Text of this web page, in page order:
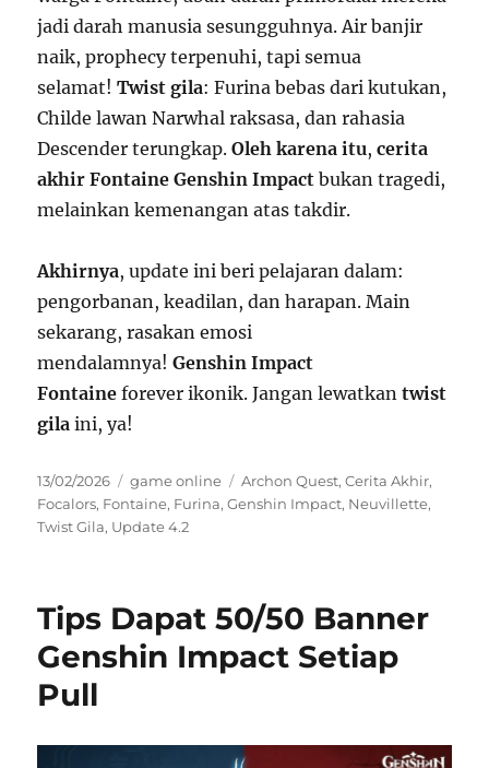
jadi darah manusia sesungguhnya. Air banjir
naik, prophecy terpenuhi, tapi semua
selamat!Twist gila: Furina bebas dari kutukan,
Childe lawan Narwhal raksasa, dan rahasia
Descender terungkap.Oleh karena itu,cerita
akhir Fontaine Genshin Impact bukan tragedi,
melainkan kemenangan atas takdir.
Akhirnya, update ini beri pelajaran dalam:
pengorbanan, keadilan, dan harapan. Main
sekarang, rasakan emosi
mendalamnya!Genshin Impact
Fontaine forever ikonik. Jangan lewatkantwist
gila ini, ya!
Posted
on
13/02/2026 Categories
game online Tags
Archon Quest,Cerita Akhir,
Focalors, Fontaine, Furina,Genshin Impact, Neuvillette,
Twist Gila, Update 4.2
Tips Dapat 50/50 Banner
Genshin Impact Setiap
Pull